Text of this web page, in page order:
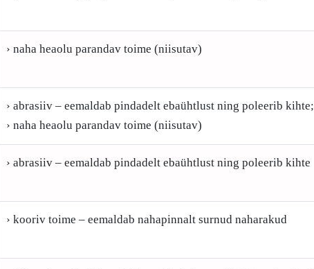
› naha heaolu parandav toime (niisutav)
› abrasiiv – eemaldab pindadelt ebaühtlust ning poleerib kihte;
› naha heaolu parandav toime (niisutav)
› abrasiiv – eemaldab pindadelt ebaühtlust ning poleerib kihte
› kooriv toime – eemaldab nahapinnalt surnud naharakud